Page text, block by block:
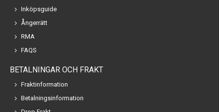
Inköpsguide
Ångerrätt
RMA
FAQS
BETALNINGAR OCH FRAKT
Fraktinformation
Betalningsinformation